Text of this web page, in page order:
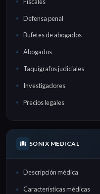
Defensa penal
Bufetes de abogados
Abogados
Taquígrafos judiciales
Investigadores
Precios legales
SONIX MEDICAL
Descripción médica
Características médicas